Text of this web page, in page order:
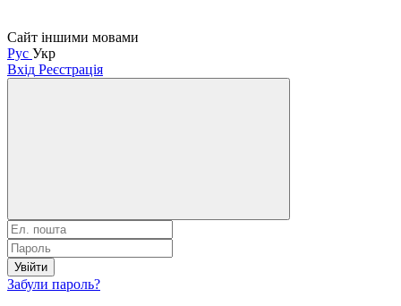
Сайт іншими мовами
Рус Укр
Вхід Реєстрація
Увійти
Забули пароль?